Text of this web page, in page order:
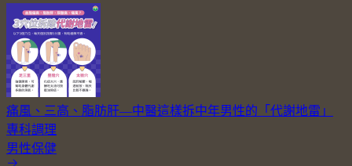
痛風、三高、脂肪肝—中醫這樣拆中年男性的「代謝地雷」
專科調理
男性保健